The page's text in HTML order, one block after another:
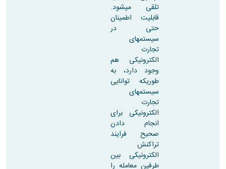
تلقی میشود.
قابلیت اطمینان
حتی در
سیستمهای
تجارت
الکترونیکی هم
وجود دارد، به
طوریکه توانایی
سیستمهای
تجارت
الکترونیکی برای
انجام دادن
صحیح فرایند
تراکنش
الکترونیکی بین
طرفین معامله را